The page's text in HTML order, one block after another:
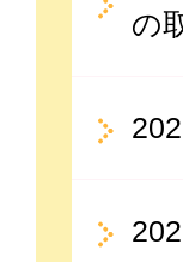
の